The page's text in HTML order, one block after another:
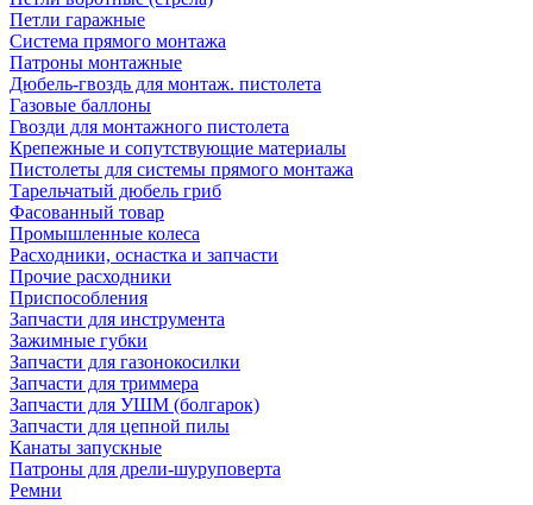
Петли гаражные
Система прямого монтажа
Патроны монтажные
Дюбель-гвоздь для монтаж. пистолета
Газовые баллоны
Гвозди для монтажного пистолета
Крепежные и сопутствующие материалы
Пистолеты для системы прямого монтажа
Тарельчатый дюбель гриб
Фасованный товар
Промышленные колеса
Расходники, оснастка и запчасти
Прочие расходники
Приспособления
Запчасти для инструмента
Зажимные губки
Запчасти для газонокосилки
Запчасти для триммера
Запчасти для УШМ (болгарок)
Запчасти для цепной пилы
Канаты запускные
Патроны для дрели-шуруповерта
Ремни